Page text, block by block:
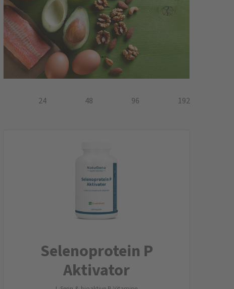
24 48 96 192
Selenoprotein P
Aktivator